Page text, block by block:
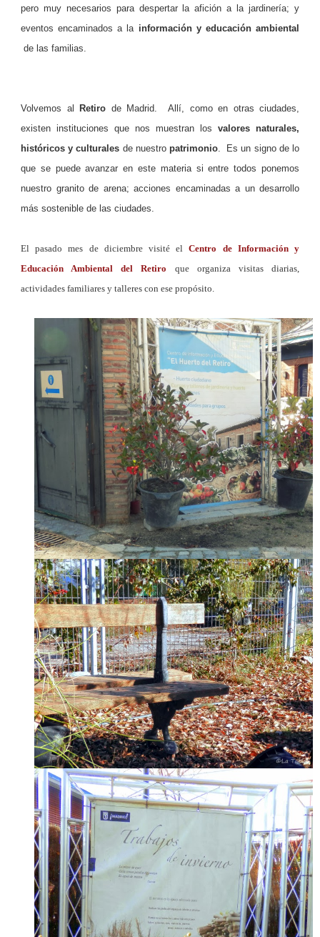
pero muy necesarios para despertar la afición a la jardinería; y
eventos encaminados a la información y educación ambiental
de las familias.
Volvemos al Retiro de Madrid. Allí, como en otras ciudades,
existen instituciones que nos muestran los valores naturales,
históricos y culturales de nuestro patrimonio. Es un signo de lo
que se puede avanzar en este materia si entre todos ponemos
nuestro granito de arena; acciones encaminadas a un desarrollo
más sostenible de las ciudades.
El pasado mes de diciembre visité elCentro de Información y
Educación Ambiental del Retiro que organiza visitas diarias,
actividades familiares y talleres con ese propósito.